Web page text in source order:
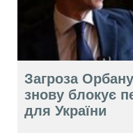
Загроза
знову блокує
для України